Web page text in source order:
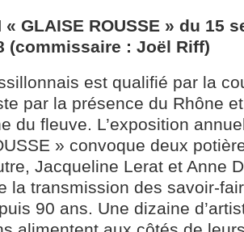
« GLAISE ROUSSE » du 15
(commissaire : Joël Riff)
est qualifié par la
par la présence du Rhône
du fleuve. L’exposition
» convoque deux
Jacqueline Lerat et Anne
la transmission des savoir-
90 ans. Une dizaine